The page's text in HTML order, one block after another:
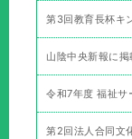
第3回教育長杯キ
山陰中央新報に
令和7年度 福祉サ
第2回法人合同文